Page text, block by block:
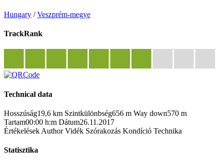
Hungary /Veszprém-megye
TrackRank
Technical data
Hosszúság19,6 km Szintkülönbség656 m Way down570 m
Tartam00:00 h:m Dátum26.11.2017
Értékelések Author Vidék Szórakozás Kondíció Technika
Statisztika